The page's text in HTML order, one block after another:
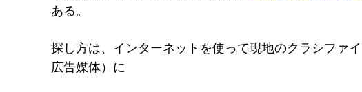
ある。
探し方は、インターネットを使って現地のクラシファ
広告媒体）に